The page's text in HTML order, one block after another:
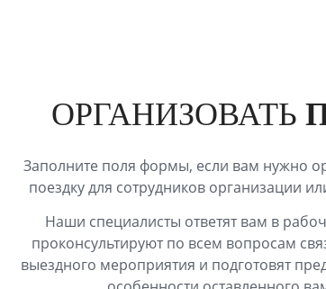
ОРГАНИЗОВАТЬ
Заполните поля формы, если вам нужно
поездку для сотрудников организации
Наши специалисты ответят вам в
проконсультируют по всем вопросам
выездного мероприятия и подготовят